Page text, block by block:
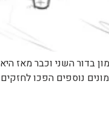
בדור השני וכבר
נוספים הפכו